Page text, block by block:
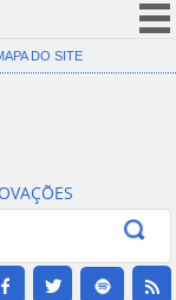
(COVID-19)
Canais
DO SITE